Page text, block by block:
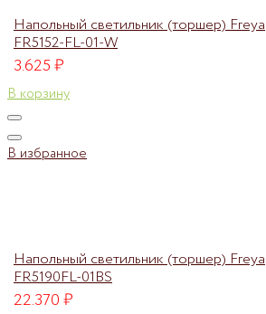
Напольный светильник (торшер) Freya
FR5152-FL-01-W
3.625₽
В корзину
В избранное
Напольный светильник (торшер) Freya
FR5190FL-01BS
22.370₽